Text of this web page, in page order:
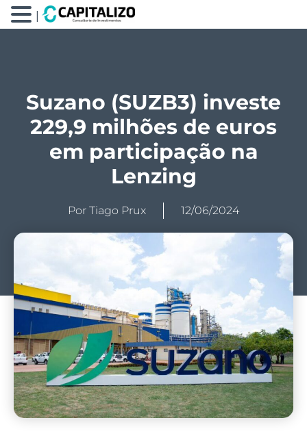
Suzano (SUZB3) investe
229,9 milhões de euros
em participação na
Lenzing
Por Tiago Prux 12/06/2024